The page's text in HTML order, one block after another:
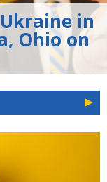
in
Ohio on